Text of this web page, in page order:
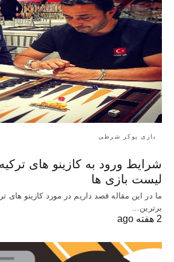
بازی پوکر شرطی
لیست بازی ها
ما در این مقاله قصد داریم در مورد کازینو های
برترین…
2 هفته ago